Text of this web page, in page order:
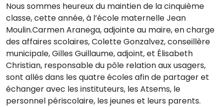
Nous sommes heureux du maintien de la cinquième
classe, cette année, à l’école maternelle Jean
Moulin.Carmen Aranega, adjointe au maire, en charge
des affaires scolaires, Colette Gonzalvez, conseillère
municipale, Gilles Guillaume, adjoint, et Élisabeth
Christian, responsable du pôle relation aux usagers,
sont allés dans les quatre écoles afin de partager et
échanger avec les instituteurs, les Atsems, le
personnel périscolaire, les jeunes et leurs parents.